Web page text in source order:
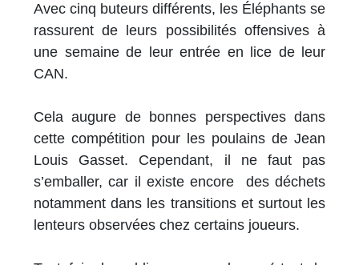
Avec cinq buteurs différents, les Éléphants se
rassurent de leurs possibilités offensives à
une semaine de leur entrée en lice de leur
CAN.
Cela augure de bonnes perspectives dans
cette compétition pour les poulains de Jean
Louis Gasset. Cependant, il ne faut pas
s’emballer, car il existe encore des déchets
notamment dans les transitions et surtout les
lenteurs observées chez certains joueurs.